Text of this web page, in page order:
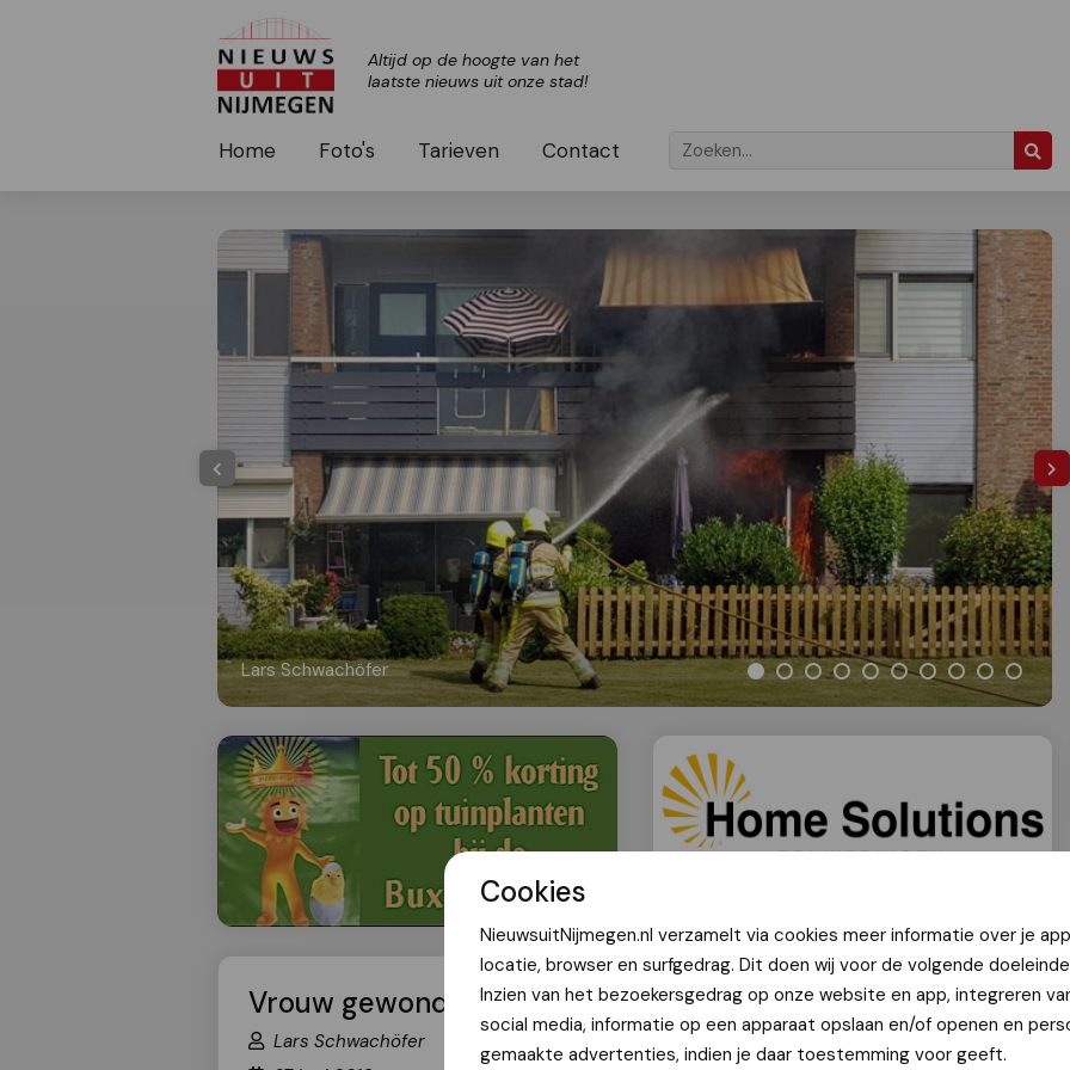
Cookies
NieuwsuitNijmegen.nl verzamelt via cookies meer informatie over je
locatie, browser en surfgedrag. Dit doen wij voor de volgende
Inzien van het bezoekersgedrag op onze website en app, integreren
social media, informatie op een apparaat opslaan en/of openen en
gemaakte advertenties, indien je daar toestemming voor geeft.
Altijd op de hoogte van het
laatste nieuws uit onze stad!
Home Foto's Tarieven Contact
Lars Schwachöfer
Vrouw gewond en kat overleden na brand in Geulstraat
Lars Schwachöfer